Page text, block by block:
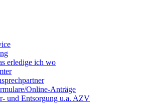
erledige ich wo
Online-Anträge
und Entsorgung u.a. AZV